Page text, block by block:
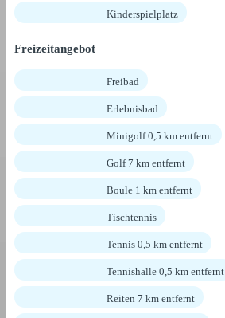
Kinderspielplatz
Freizeitangebot
Freibad
Erlebnisbad
Minigolf 0,5 km entfernt
Golf 7 km entfernt
Boule 1 km entfernt
Tischtennis
Tennis 0,5 km entfernt
Tennishalle 0,5 km entfernt
Reiten 7 km entfernt